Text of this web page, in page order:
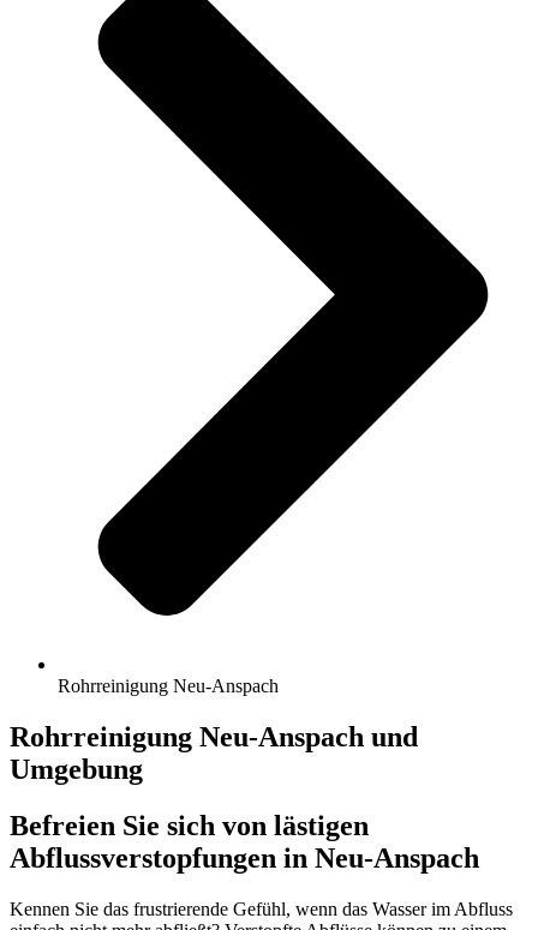
Rohrreinigung Neu-Anspach
Rohrreinigung Neu-Anspach und
Umgebung
Befreien Sie sich von lästigen
Abflussverstopfungen in Neu-Anspach
Kennen Sie das frustrierende Gefühl, wenn das Wasser im Abfluss